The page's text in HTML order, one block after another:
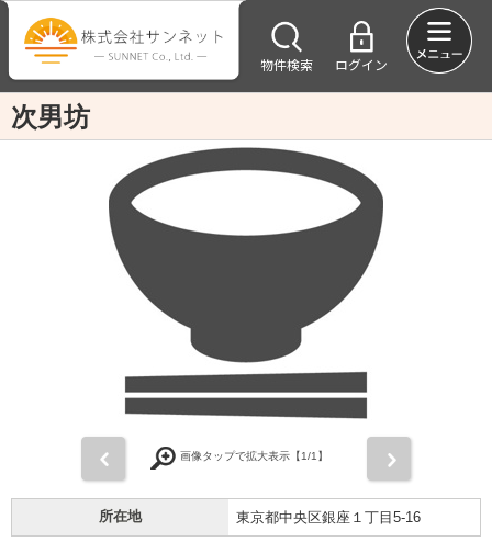
物件検索 ログイン
次男坊
画像タップで拡大表示【1/1】
所在地 東京都中央区銀座１丁目5-16